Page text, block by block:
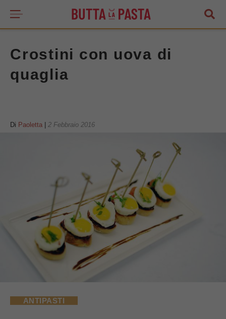
Crostini con uova di
quaglia
Di Paoletta 2 Febbraio 2016
ANTIPASTI